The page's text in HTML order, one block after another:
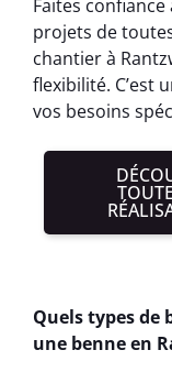
Faites
projets de
chantier à
flexibilité. C’est
vos besoins
Quels types de
une benne en